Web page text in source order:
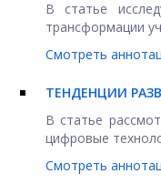
В статье
трансформации
Смотреть
TЕНДЕНЦИИ
В статье
цифровые
Смотреть